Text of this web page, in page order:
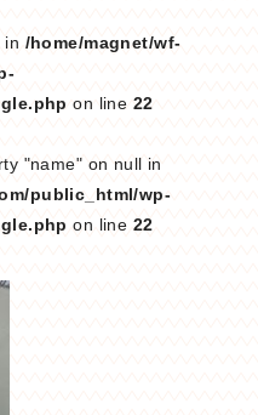
in /home/magnet/wf-
on line 22
"name" on null in
public_html/wp-
on line 22